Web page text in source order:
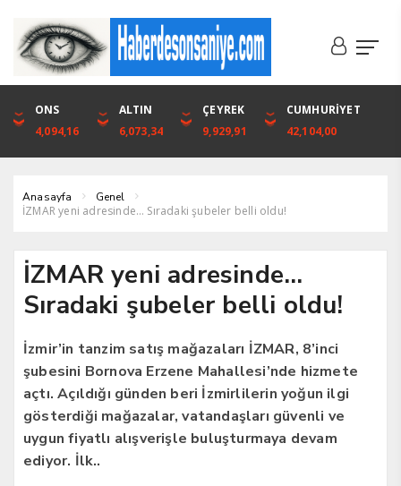
DOLAR
46,1316
EURO
53,3001
ALTIN
6,073,34
BIST
1.720,92
ONS
4,094,16
ALTIN
6,073,34
ÇEYREK
9,929,91
CUMHURİYET
42,104,00
Anasayfa Genel
İZMAR yeni adresinde… Sıradaki şubeler belli oldu!
İZMAR yeni adresinde…
Sıradaki şubeler belli oldu!
İzmir’in tanzim satış mağazaları İZMAR, 8’inci
şubesini Bornova Erzene Mahallesi’nde hizmete
açtı. Açıldığı günden beri İzmirlilerin yoğun ilgi
gösterdiği mağazalar, vatandaşları güvenli ve
uygun fiyatlı alışverişle buluşturmaya devam
ediyor. İlk..